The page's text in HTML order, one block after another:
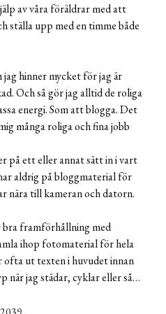
av våra föräldrar med att
ställa upp med en timme både
jag hinner mycket för jag är
Och så gör jag alltid de roliga
energi. Som att blogga. Det
många roliga och fina jobb
på ett eller annat sätt in i vart
aldrig på bloggmaterial för
nära till kameran och datorn.
bra framförhållning med
ihop fotomaterial för hela
ofta ut texten i huvudet innan
när jag städar, cyklar eller så…